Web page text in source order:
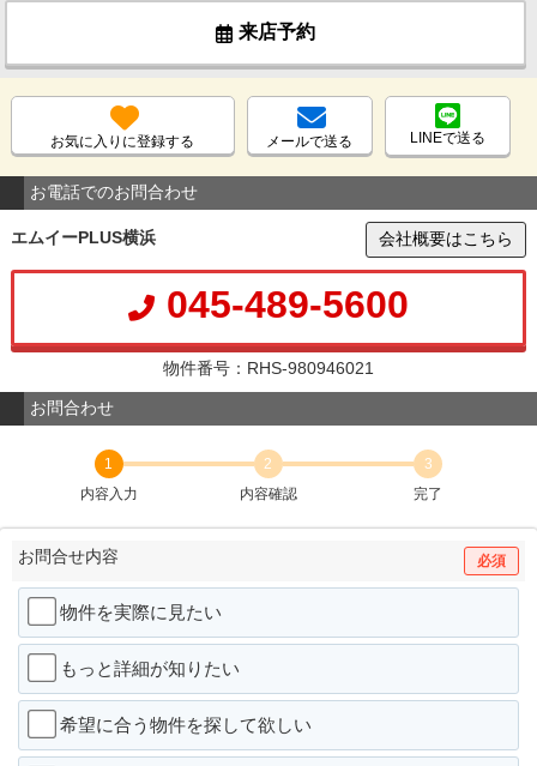
来店予約
お気に入りに登録する メールで送る LINEで送る
お電話でのお問合わせ
エムイーPLUS横浜 会社概要はこちら
045-489-5600
物件番号：RHS-980946021
お問合わせ
1
内容入力
2
内容確認
3
完了
お問合せ内容 必須
物件を実際に見たい
もっと詳細が知りたい
希望に合う物件を探して欲しい